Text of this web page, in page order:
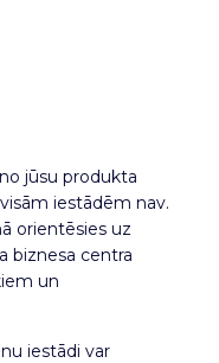
jūsu produkta
iestādēm nav.
orientēsies uz
biznesa centra
un
iestādi var